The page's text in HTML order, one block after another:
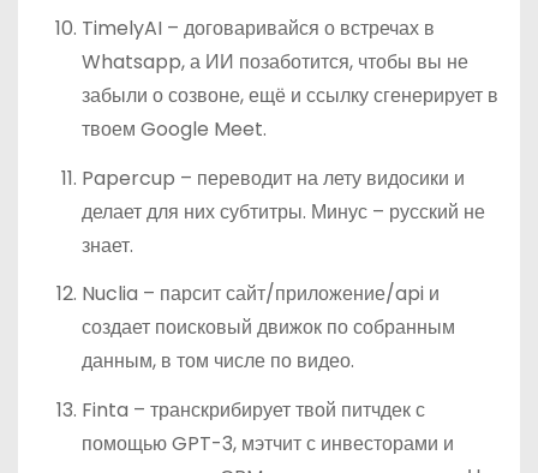
TimelyAI – договаривайся о встречах в
Whatsapp, а ИИ позаботится, чтобы вы не
забыли о созвоне, ещё и ссылку сгенерирует в
твоем Google Meet.
Papercup – переводит на лету видосики и
делает для них субтитры. Минус – русский не
знает.
Nuclia – парсит сайт/приложение/api и
создает поисковый движок по собранным
данным, в том числе по видео.
Finta – транскрибирует твой питчдек с
помощью GPT-3, мэтчит с инвесторами и